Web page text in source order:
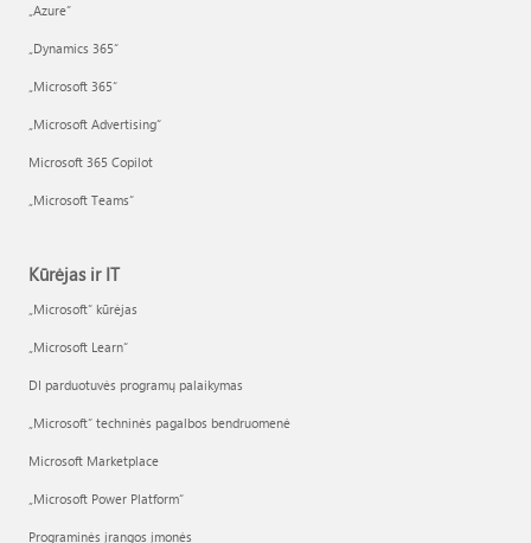
„Azure”
„Dynamics 365“
„Microsoft 365“
„Microsoft Advertising“
Microsoft 365 Copilot
„Microsoft Teams“
Kūrėjas ir IT
„Microsoft“ kūrėjas
„Microsoft Learn“
DI parduotuvės programų palaikymas
„Microsoft“ techninės pagalbos bendruomenė
Microsoft Marketplace
„Microsoft Power Platform“
Programinės įrangos įmonės